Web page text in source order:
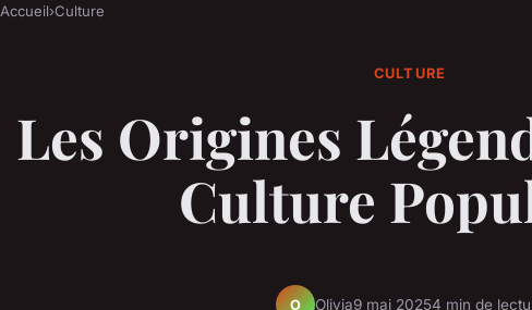
Accueil›Culture
CULTURE
Les Origines
Culture
O Olivia9 mai 20254 min de